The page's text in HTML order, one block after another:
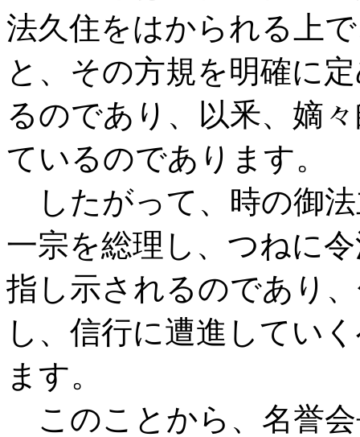
法久住をはかられる上
と、その方規を明確に
るのであり、以釆、嫡
ているのであります。
したがって、時の御
一宗を総理し、つねに
指し示されるのであり
し、信行に遭進してい
ます。
このことから、名誉